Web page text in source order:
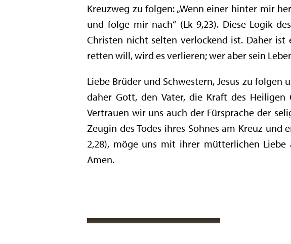
Kreuzweg zu folgen: „Wenn einer hinter mir
und folge mir nach“ (Lk 9,23). Diese Logik
Christen nicht selten verlockend ist. Daher ist
retten will, wird es verlieren; wer aber sein
Liebe Brüder und Schwestern, Jesus zu
daher Gott, den Vater, die Kraft des
Vertrauen wir uns auch der Fürsprache der
Zeugin des Todes ihres Sohnes am Kreuz
2,28), möge uns mit ihrer mütterlichen
Amen.